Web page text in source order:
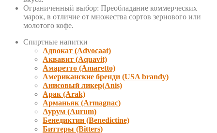
Ограниченный выбор: Преобладание коммерческих
марок, в отличие от множества сортов зернового или
молотого кофе.
Спиртные напитки
Адвокат (Advocaat)
Аквавит (Aquavit)
Амаретто (Amaretto)
Американские бренди (USA brandy)
Анисовый ликер(Anis)
Арак (Arak)
Арманьяк (Armagnac)
Аурум (Aurum)
Бенедиктин (Benedictine)
Биттеры (Bitters)